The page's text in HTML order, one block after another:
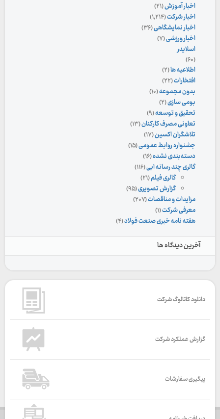
اخبار آموزش(۲۱)
اخبار شرکت(۱,۲۱۴)
اخبار نمایشگاهی(۳۶)
اخبار ورزشی(۷)
اسلایدر
(۶۰)
اطلاعیه ها(۲)
افتخارات(۲۲)
بدون مجموعه(۱۰)
بومی سازی(۲)
تحقیق و توسعه(۹)
تعاونی مصرف کارکنان(۱۳)
تلاشگران اکسین(۱۷)
جشنواره روابط عمومی(۱۵)
دسته‌بندی نشده(۱۶)
گالری چند رسانه ایی(۱۱۶)
گالری فیلم(۲۱)
گزارش تصویری(۹۵)
مزایدات و مناقصات(۲۰۷)
معرفی شرکت(۱)
هفته نامه خبری صنعت فولاد(۴)
آخرین دیدگاه ها
دانلود کاتالوگ شرکت
گزارش عملکرد شرکت
پیگیری سفارشات